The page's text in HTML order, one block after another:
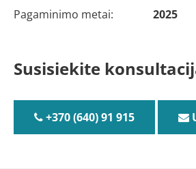
Pagaminimo metai:
2025
Susisiekite
+370 (640) 91 915